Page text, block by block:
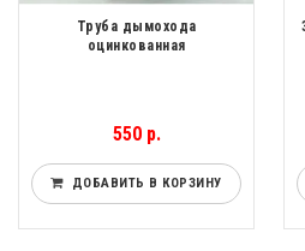
Труба дымохода
оцинкованная
550 р.
ДОБАВИТЬ В КОРЗИНУ